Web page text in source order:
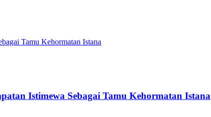
Istimewa Sebagai Tamu Kehormatan Istana